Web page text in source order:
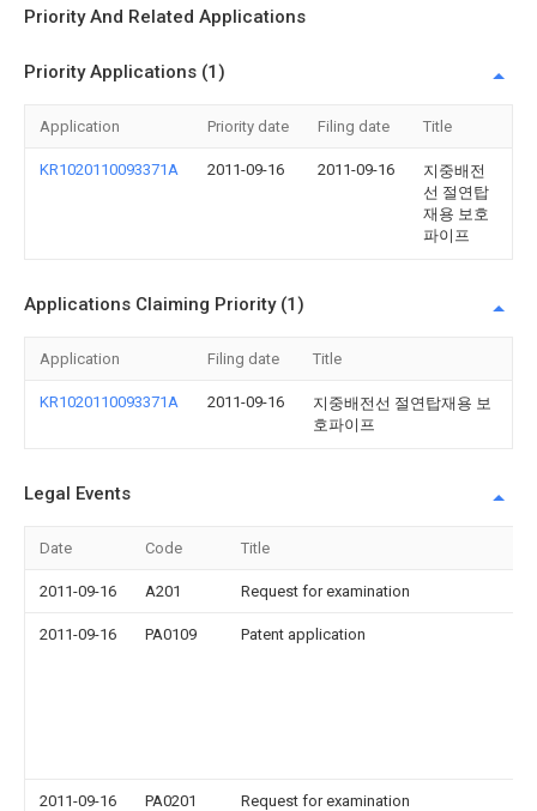
Priority And Related Applications
Priority Applications (1)
Application Priority date Filing date Title
KR1020110093371A 2011-09-16 2011-09-16
지중배전
선 절연탑
재용 보호
파이프
Applications Claiming Priority (1)
Application Filing date Title
KR1020110093371A 2011-09-16
지중배전선 절연탑재용 보
호파이프
Legal Events
Date Code Title
2011-09-16 A201 Request for examination
2011-09-16 PA0109 Patent application
2011-09-16 PA0201 Request for examination